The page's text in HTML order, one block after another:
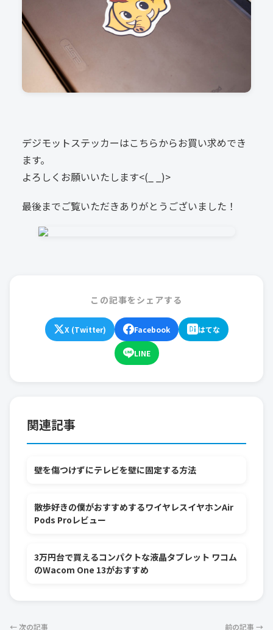
デジモットステッカーはこちらからお買い求めでき
ます。
よろしくお願いいたします<(_ _)>
最後までご覧いただきありがとうございました！
この記事をシェアする
X (Twitter) Facebook はてな
LINE
関連記事
壁を傷つけずにテレビを壁に固定する方法
散歩好きの僕がおすすめするワイヤレスイヤホンAir
Pods Proレビュー
3万円台で買えるコンパクトな液晶タブレット ワコム
のWacom One 13がおすすめ
← 次の記事 前の記事 →